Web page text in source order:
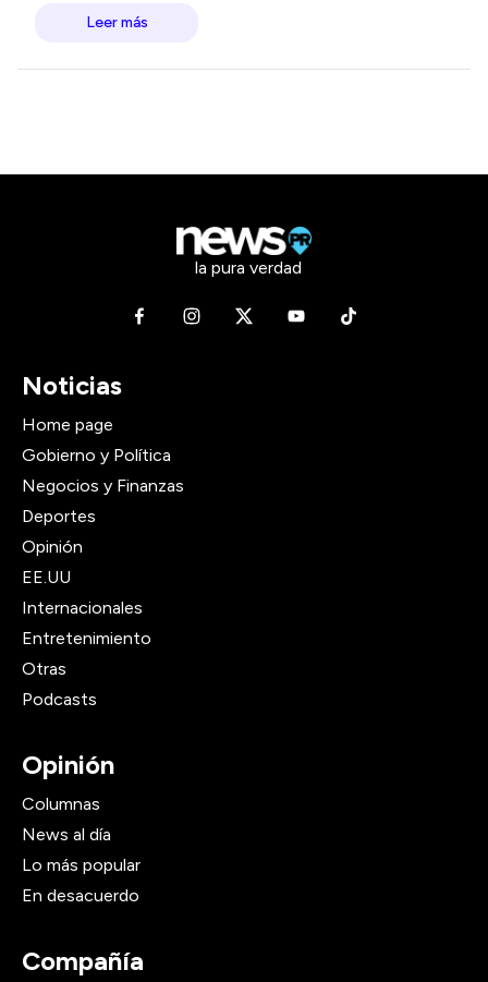
Leer más
la pura verdad
Noticias
Home page
Gobierno y Política
Negocios y Finanzas
Deportes
Opinión
EE.UU
Internacionales
Entretenimiento
Otras
Podcasts
Opinión
Columnas
News al día
Lo más popular
En desacuerdo
Compañía